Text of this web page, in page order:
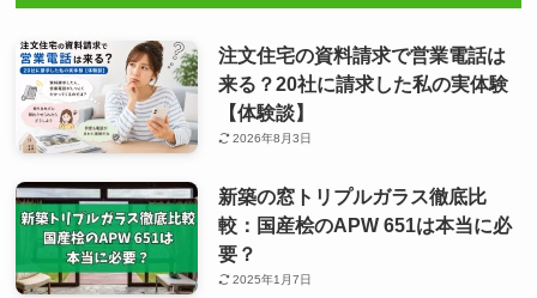
注文住宅の資料請求で営業電話は
来る？20社に請求した私の実体験
【体験談】
2026年8月3日
新築の窓トリプルガラス徹底比
較：国産桧のAPW 651は本当に必
要？
2025年1月7日